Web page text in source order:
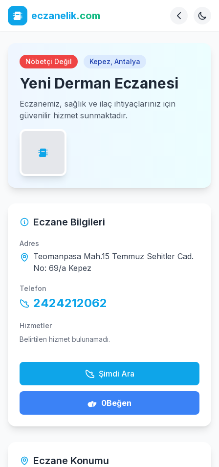
eczanelik.com
Nöbetçi Değil Kepez Antalya
Yeni Derman Eczanesi
Eczanemiz, sağlık ve ilaç ihtiyaçlarınız için
güvenilir hizmet sunmaktadır.
Eczane Bilgileri
Adres
Teomanpasa Mah.15 Temmuz Sehitler Cad.
No: 69/a Kepez
Telefon
2424212062
Hizmetler
Belirtilen hizmet bulunamadı.
Şimdi Ara
0Beğen
Eczane Konumu